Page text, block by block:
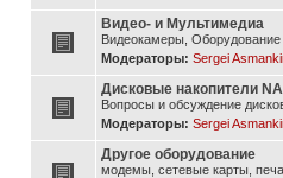
Видео- и Мультимедиа
Видеокамеры,
Модераторы: Sergei
Дисковые накопители
Вопросы и обсуждение
Модераторы: Sergei
Другое оборудование
модемы, сетевые карты,